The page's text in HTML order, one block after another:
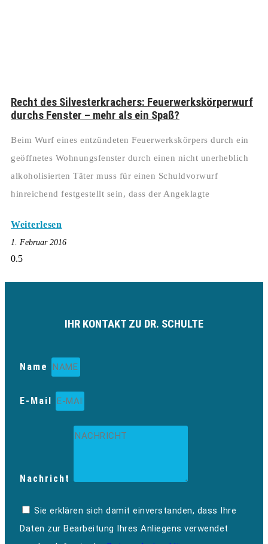
Recht des Silvesterkrachers: Feuerwerkskörperwurf
durchs Fenster – mehr als ein Spaß?
Beim Wurf eines entzündeten Feuerwerkskörpers durch ein
geöffnetes Wohnungsfenster durch einen nicht unerheblich
alkoholisierten Täter muss für einen Schuldvorwurf
hinreichend festgestellt sein, dass der Angeklagte
Weiterlesen
1. Februar 2016
IHR KONTAKT ZU DR. SCHULTE
Name
E-Mail
Nachricht
Sie erklären sich damit einverstanden, dass Ihre
Daten zur Bearbeitung Ihres Anliegens verwendet